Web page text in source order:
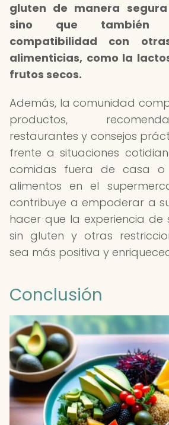
gluten de manera
sino que también
compatibilidad con
alimenticias, como la
frutos secos.
Además, la comunidad
productos,
restaurantes y consejos
frente a situaciones
comidas fuera de casa
alimentos en el
contribuye a empoderar a
hacer que la experiencia de
sin gluten y otras
sea más positiva y
Conclusión